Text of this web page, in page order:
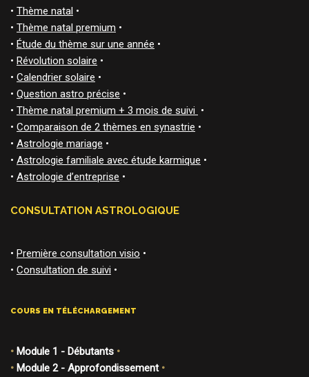
• Thème natal •
• Thème natal premium •
• Étude du thème sur une année •
• Révolution solaire •
• Calendrier solaire •
• Question astro précise •
• Thème natal premium + 3 mois de suivi •
• Comparaison de 2 thèmes en synastrie •
• Astrologie mariage •
• Astrologie familiale avec étude karmique •
• Astrologie d’entreprise •
CONSULTATION ASTROLOGIQUE
• Première consultation visio •
• Consultation de suivi •
COURS EN TÉLÉCHARGEMENT
• Module 1 - Débutants •
• Module 2 - Approfondissement•